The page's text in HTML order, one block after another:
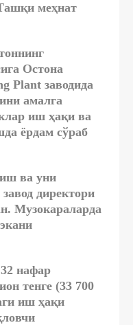
меҳнат
Остона
Plant заводида
амалга
иш ҳақи ва
ёрдам сўраб
ва уни
директори
Музокараларда
нафар
тенге (33 700
иш ҳақи